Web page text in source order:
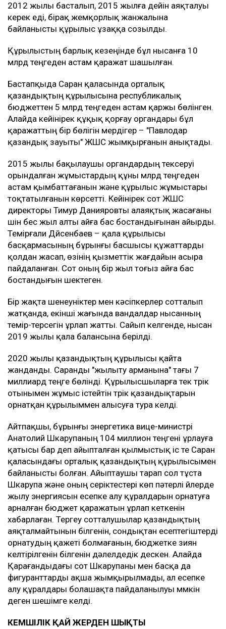
2012 жылы басталып, 2015 жылға дейін аяқталуы
керек еді, бірақ жемқорлық жанжалына
байланысты құрылыс ұзаққа созылды.
Құрылыстың барлық кезеңінде бұл нысанға 10
млрд теңгеден астам қаражат шашылған.
Бастапқыда Саран қаласында орталық
қазандықтың құрылысына республикалық
бюджеттен 5 млрд теңгеден астам қаржы бөлінген.
Алайда кейінірек құқық қорғау органдары бұл
қаражаттың бір бөлігін мердігер – "Павлодар
қазандық зауыты" ЖШС жымқырғанын анықтады.
2015 жылы бақылаушы органдардың тексеруі
орындалған жұмыстардың құны млрд теңгеден
астам қымбаттағанын және құрылыс жұмыстары
тоқтатылғанын көрсетті. Кейінірек сот ЖШС
директоры Тимур Данияровты алаяқтық жасағаны
үшін бес жыл алты айға бас бостандығынан айырды.
Темірғали Дүйсенбаев – қала құрылысы
басқармасының бұрынғы басшысы құжаттарды
қолдан жасап, өзінің қызметтік жағдайын асыра
пайдаланған. Сот оның бір жыл тоғыз айға бас
бостандығын шектеген.
Бір жақта шенеуніктер мен кәсіпкерлер сотталып
жатқанда, екінші жағында вандалдар нысанның
темір-терсегін ұрлап жатты. Сайып келгенде, нысан
2019 жылы қала балансына берілді.
2020 жылы қазандықтың құрылысы қайта
жанданды. Саранды "жылыту арманына" тағы 7
миллиард теңге бөлінді. Құрылысшыларға тек түрік
отынымен жұмыс істейтін түрік қазандықтарын
орнатқан құрылыммен алысуға тура келді.
Айтпақшы, бұрынғы энергетика вице-министрі
Анатолий Шкарупаның 104 миллион теңгені ұрлауға
қатысы бар деп айыпталған қылмыстық іс те Саран
қаласындағы орталық қазандықтың құрылысымен
байланысты болған. Айыптаушы тарап сол тұста
Шкарупа және оның серіктестері көп пәтерлі үйлерде
жылу энергиясын есепке алу құралдарын орнатуға
арналған бюджет қаражатын ұрлап кеткенін
хабарлаған. Тергеу сотталушылар қазандықтың
аяқталмайтынын білгенін, сондықтан есептегіштерді
орнатудың қажеті болмағанын, бюджетке зиян
келтірілгенін білгенін дәлелдедік дескен. Алайда
Қарағандыдағы сот Шкарупаны мен басқа да
фигуранттарды ақша жымқырылмады, ал есепке
алу құралдары болашақта пайдаланылуы мүмкін
деген шешімге келді.
КЕМШІЛІК ҚАЙ ЖЕРДЕН ШЫҚТЫ